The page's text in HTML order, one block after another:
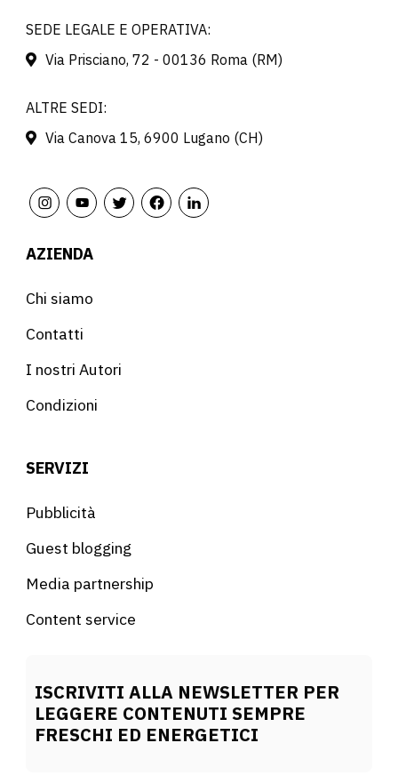
SEDE LEGALE E OPERATIVA:
Via Prisciano, 72 - 00136 Roma (RM)
ALTRE SEDI:
Via Canova 15, 6900 Lugano (CH)
AZIENDA
Chi siamo
Contatti
I nostri Autori
Condizioni
SERVIZI
Pubblicità
Guest blogging
Media partnership
Content service
ISCRIVITI ALLA NEWSLETTER PER
LEGGERE CONTENUTI SEMPRE
FRESCHI ED ENERGETICI